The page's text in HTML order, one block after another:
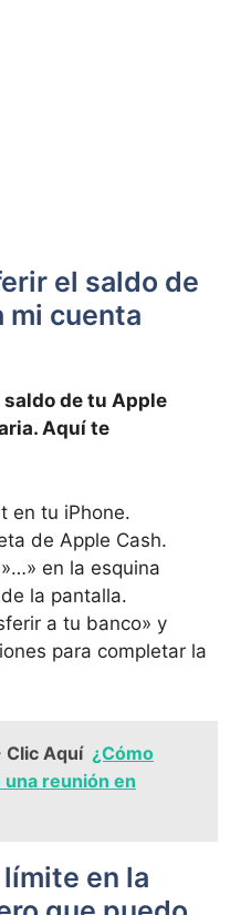
el​ saldo⁣ de
mi cuenta⁣
de tu​ Apple
Aquí te
en tu iPhone.
de Apple ‌Cash.
⁤en la esquina
la ⁣pantalla.
a tu‍ banco» y
para completar la
Clic Aquí ¿Cómo
reunión en
en la